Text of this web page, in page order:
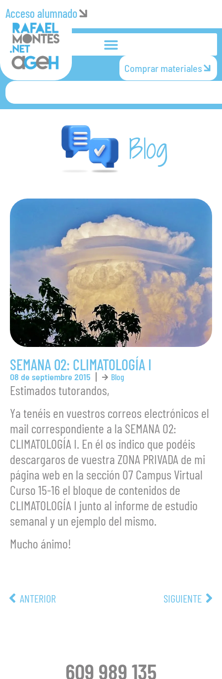
Acceso alumnado
Comprar materiales
Blog
SEMANA 02: CLIMATOLOGÍA I
08 de septiembre 2015 Blog
Estimados tutorandos,
Ya tenéis en vuestros correos electrónicos el
mail correspondiente a la SEMANA 02:
CLIMATOLOGÍA I. En él os indico que podéis
descargaros de vuestra ZONA PRIVADA de mi
página web en la sección 07 Campus Virtual
Curso 15-16 el bloque de contenidos de
CLIMATOLOGÍA I junto al informe de estudio
semanal y un ejemplo del mismo.
Mucho ánimo!
ANTERIOR SIGUIENTE
609 989 135